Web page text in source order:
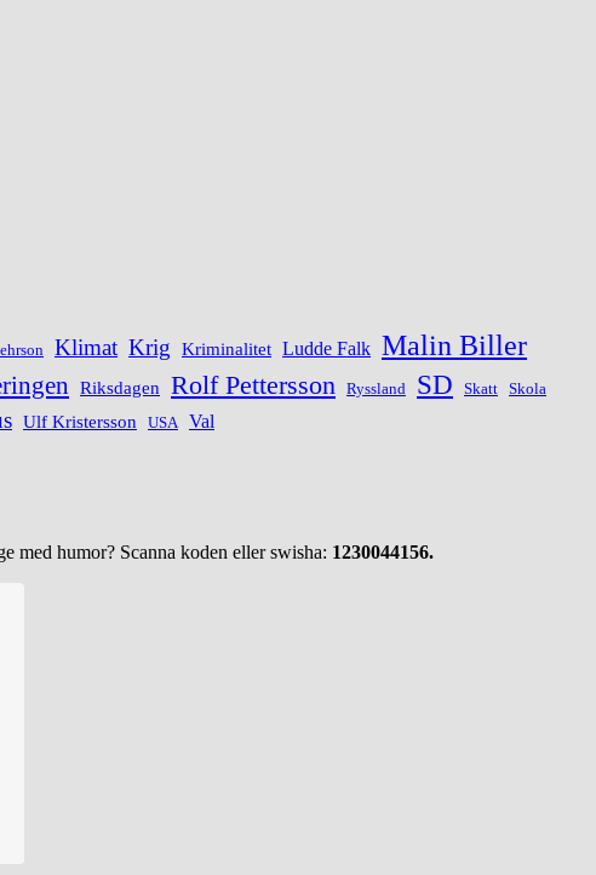
Klimat Krig Kriminalitet Ludde Falk Malin Biller
Riksdagen Rolf Pettersson Ryssland SD Skatt Skola
Ulf Kristersson USA Val
med humor? Scanna koden eller swisha: 1230044156.